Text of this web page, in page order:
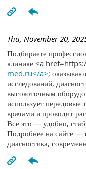
Thu, November 20,
Подбираете
клинике <a
med.ru</a>;
исследований,
высокоточным
использует передовые
врачами и проводит
Всё это — удобно,
Подробнее на сайте —
диагностика,